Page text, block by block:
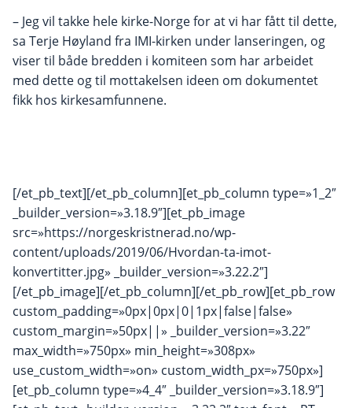
– Jeg vil takke hele kirke-Norge for at vi har fått til dette,
sa Terje Høyland fra IMI-kirken under lanseringen, og
viser til både bredden i komiteen som har arbeidet
med dette og til mottakelsen ideen om dokumentet
fikk hos kirkesamfunnene.
[/et_pb_text][/et_pb_column][et_pb_column type=»1_2″
_builder_version=»3.18.9″][et_pb_image
src=»https://norgeskristnerad.no/wp-
content/uploads/2019/06/Hvordan-ta-imot-
konvertitter.jpg» _builder_version=»3.22.2″]
[/et_pb_image][/et_pb_column][/et_pb_row][et_pb_row
custom_padding=»0px|0px|0|1px|false|false»
custom_margin=»50px||» _builder_version=»3.22″
max_width=»750px» min_height=»308px»
use_custom_width=»on» custom_width_px=»750px»]
[et_pb_column type=»4_4″ _builder_version=»3.18.9″]